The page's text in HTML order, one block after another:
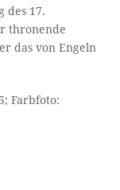
des 17.
thronende
das von Engeln
Farbfoto: